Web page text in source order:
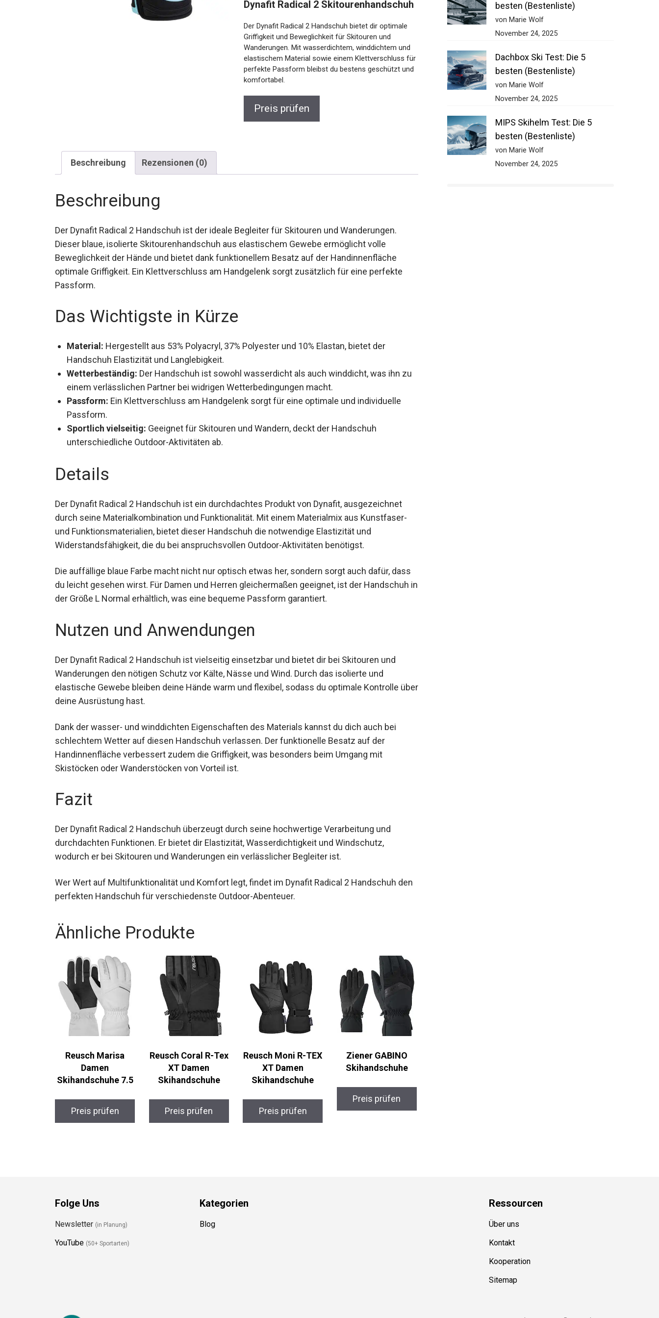
Dynafit Radical 2 Skitourenhandschuh
Der Dynafit Radical 2 Handschuh bietet dir optimale
Griffigkeit und Beweglichkeit für Skitouren und
Wanderungen. Mit wasserdichtem, winddichtem und
elastischem Material sowie einem Klettverschluss
für perfekte Passform bleibst du bestens geschützt
und komfortabel.
Preis prüfen
Beschreibung Rezensionen (0)
Beschreibung
Der Dynafit Radical 2 Handschuh ist der ideale Begleiter für Skitouren und Wanderungen.
Dieser blaue, isolierte Skitourenhandschuh aus elastischem Gewebe ermöglicht volle
Beweglichkeit der Hände und bietet dank funktionellem Besatz auf der Handinnenfläche
optimale Griffigkeit. Ein Klettverschluss am Handgelenk sorgt zusätzlich für eine perfekte
Passform.
Das Wichtigste in Kürze
Material: Hergestellt aus 53% Polyacryl, 37% Polyester und 10% Elastan, bietet der
Handschuh Elastizität und Langlebigkeit.
Wetterbeständig: Der Handschuh ist sowohl wasserdicht als auch winddicht, was ihn zu
einem verlässlichen Partner bei widrigen Wetterbedingungen macht.
Passform: Ein Klettverschluss am Handgelenk sorgt für eine optimale und individuelle
Passform.
Sportlich vielseitig: Geeignet für Skitouren und Wandern, deckt der Handschuh
unterschiedliche Outdoor-Aktivitäten ab.
Details
Der Dynafit Radical 2 Handschuh ist ein durchdachtes Produkt von Dynafit, ausgezeichnet
durch seine Materialkombination und Funktionalität. Mit einem Materialmix aus Kunstfaser-
und Funktionsmaterialien, bietet dieser Handschuh die notwendige Elastizität und
Widerstandsfähigkeit, die du bei anspruchsvollen Outdoor-Aktivitäten benötigst.
Die auffällige blaue Farbe macht nicht nur optisch etwas her, sondern sorgt auch dafür, dass
du leicht gesehen wirst. Für Damen und Herren gleichermaßen geeignet, ist der Handschuh
in der Größe L Normal erhältlich, was eine bequeme Passform garantiert.
Nutzen und Anwendungen
Der Dynafit Radical 2 Handschuh ist vielseitig einsetzbar und bietet dir bei Skitouren und
Wanderungen den nötigen Schutz vor Kälte, Nässe und Wind. Durch das isolierte und
elastische Gewebe bleiben deine Hände warm und flexibel, sodass du optimale Kontrolle
über deine Ausrüstung hast.
Dank der wasser- und winddichten Eigenschaften des Materials kannst du dich auch bei
schlechtem Wetter auf diesen Handschuh verlassen. Der funktionelle Besatz auf der
Handinnenfläche verbessert zudem die Griffigkeit, was besonders beim Umgang mit
Skistöcken oder Wanderstöcken von Vorteil ist.
Fazit
Der Dynafit Radical 2 Handschuh überzeugt durch seine hochwertige Verarbeitung und
durchdachten Funktionen. Er bietet dir Elastizität, Wasserdichtigkeit und Windschutz,
wodurch er bei Skitouren und Wanderungen ein verlässlicher Begleiter ist.
Wer Wert auf Multifunktionalität und Komfort legt, findet im Dynafit Radical 2 Handschuh den
perfekten Handschuh für verschiedenste Outdoor-Abenteuer.
Ähnliche Produkte
Reusch Marisa
Damen
Skihandschuhe 7.5
Preis prüfen
Reusch Coral R-Tex
XT Damen
Skihandschuhe
Preis prüfen
Reusch Moni R-TEX
XT Damen
Skihandschuhe
Preis prüfen
Ziener GABINO
Skihandschuhe
Preis prüfen
besten (Bestenliste)
von Marie Wolf
November 24, 2025
Dachbox Ski Test: Die 5
besten (Bestenliste)
von Marie Wolf
November 24, 2025
MIPS Skihelm Test: Die 5
besten (Bestenliste)
von Marie Wolf
November 24, 2025
Folge Uns
Newsletter(in Planung)
YouTube (50+ Sportarten)
Kategorien
Blog
Ressourcen
Über uns
Kontakt
Kooperation
Sitemap